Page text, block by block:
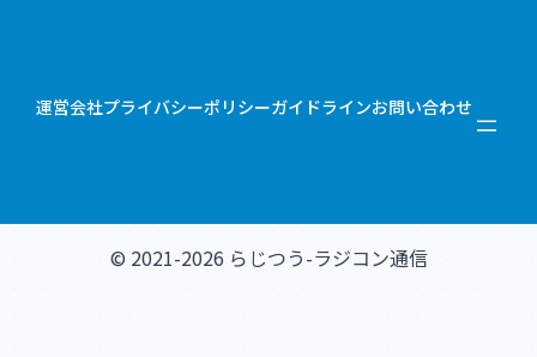
運営会社プライバシーポリシーガイドラインお問い合わせ
© 2021-2026 らじつう-ラジコン通信